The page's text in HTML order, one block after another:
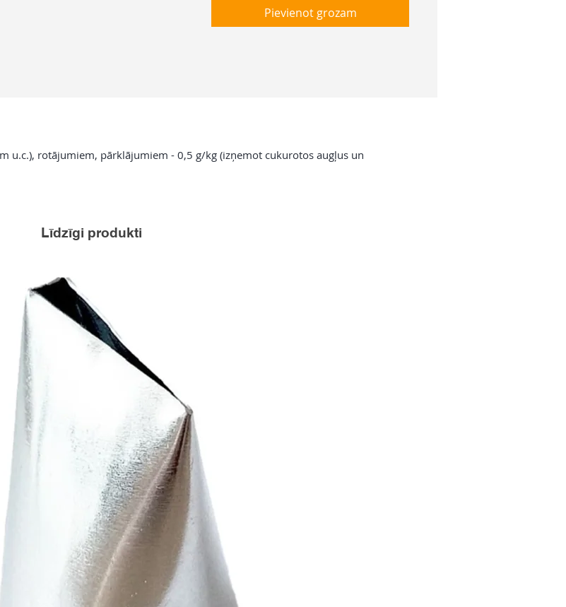
Pievienot grozam
u.c.), rotājumiem, pārklājumiem - 0,5 g/kg (izņemot cukurotos augļus un
Līdzīgi produkti